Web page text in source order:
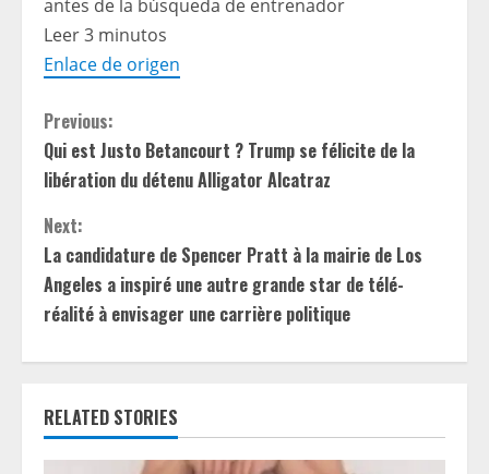
antes de la búsqueda de entrenador
Leer 3 minutos
Enlace de origen
C
o
n
t
i
n
u
e
Previous:
Qui est Justo Betancourt ? Trump se félicite de la
libération du détenu Alligator Alcatraz
Next:
La candidature de Spencer Pratt à la mairie de Los
Angeles a inspiré une autre grande star de télé-
réalité à envisager une carrière politique
RELATED STORIES